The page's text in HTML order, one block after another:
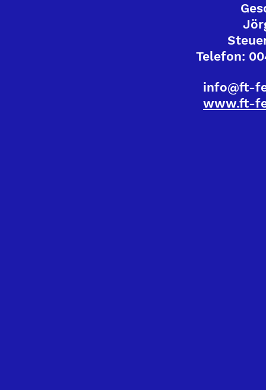
Telefon:
info@ft-
www.ft-